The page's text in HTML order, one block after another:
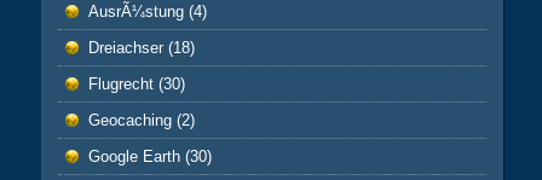
AusrÃ¼stung(4)
Dreiachser(18)
Flugrecht(30)
Geocaching(2)
Google Earth(30)